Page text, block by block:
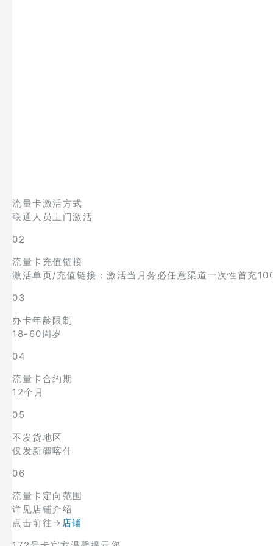
流量卡激活方式
联通人员上门激活
02
流量卡充值链接
激活单页/充值链接：激活当月务必任意渠道一次性首充
03
办卡年龄限制
18-60周岁
04
流量卡合约期
12个月
05
不发货地区
仅发新疆喀什
06
流量卡定向范围
详见店铺介绍
点击前往→ 店铺